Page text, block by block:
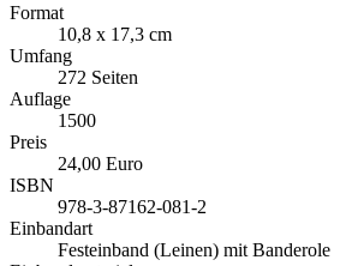
Format
10,8 x 17,3 cm
Umfang
272 Seiten
Auflage
1500
Preis
24,00 Euro
ISBN
978-3-87162-081-2
Einbandart
Festeinband (Leinen) mit Banderole